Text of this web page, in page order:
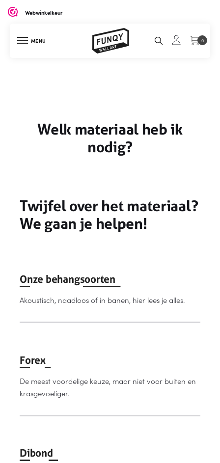
Webwinkelkeur
MENU 0
Welk materiaal heb ik
nodig?
Twijfel over het materiaal?
We gaan je helpen!
Onze behangsoorten
Akoustisch, naadloos of in banen, hier lees je alles.
Forex
De meest voordelige keuze, maar niet voor buiten en
krasgevoeliger.
Dibond